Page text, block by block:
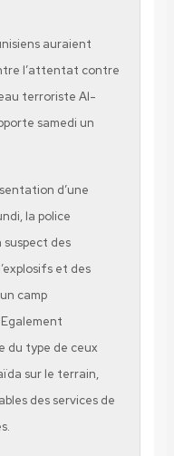
auraient
l’attentat contre
terroriste Al-
samedi un
d’une
la police
des
et des
camp
du type de ceux
sur le terrain,
des services de